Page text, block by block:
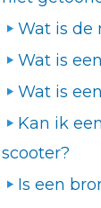
Wat is de
Wat is
Wat is
Kan ik
scooter?
Is een